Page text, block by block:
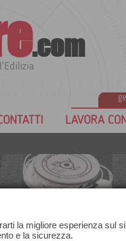
.com
LAVORA
la migliore esperienza sul
e la sicurezza.